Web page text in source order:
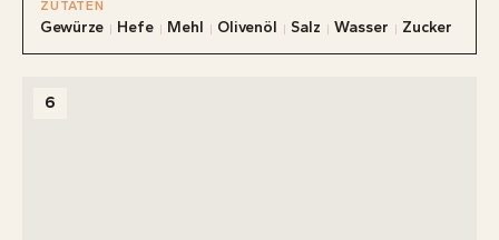
ZUTATEN
Gewürze Hefe Mehl Olivenöl Salz Wasser Zucker
6